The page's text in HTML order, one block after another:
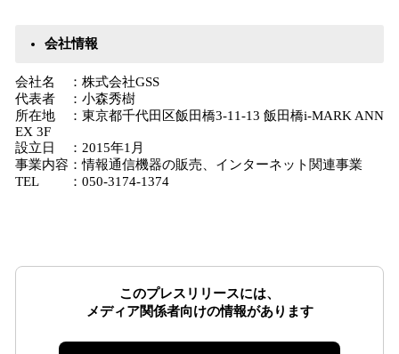
会社情報
会社名 ：株式会社GSS
代表者 ：小森秀樹
所在地 ：東京都千代田区飯田橋3-11-13 飯田橋i-MARK ANN
EX 3F
設立日 ：2015年1月
事業内容：情報通信機器の販売、インターネット関連事業
TEL ：050-3174-1374
このプレスリリースには、
メディア関係者向けの情報があります